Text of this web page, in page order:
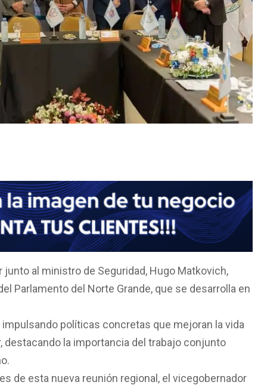
junto al ministro de Seguridad, Hugo Matkovich,
Parlamento del Norte Grande, que se desarrolla en
políticas concretas que mejoran la vida
destacando la importancia del trabajo conjunto
de esta nueva reunión regional, el vicegobernador